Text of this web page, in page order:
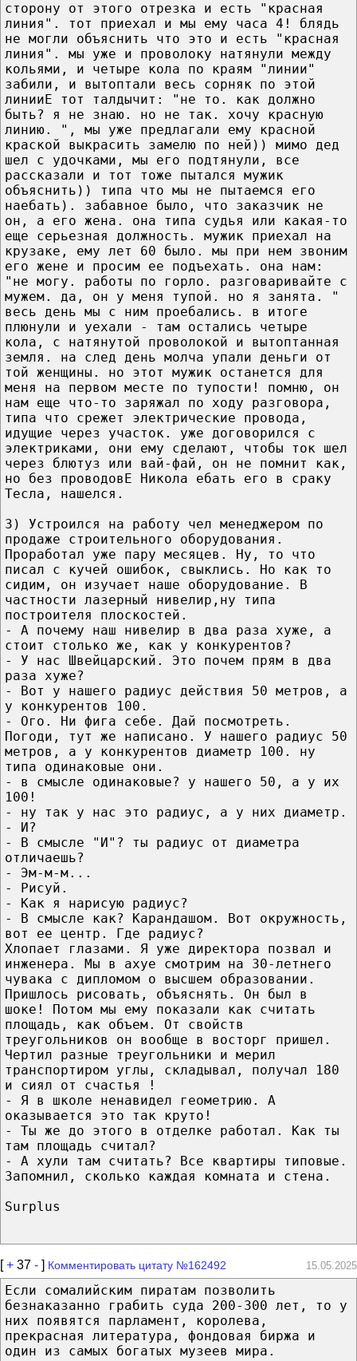
сторону от этого отрезка и есть "красная
линия". тот приехал и мы ему часа 4! блядь
не могли объяснить что это и есть "красная
линия". мы уже и проволоку натянули между
кольями, и четыре кола по краям "линии"
забили, и вытоптали весь сорняк по этой
линииЕ тот талдычит: "не то. как должно
быть? я не знаю. но не так. хочу красную
линию. ", мы уже предлагали ему красной
краской выкрасить замелю по ней)) мимо дед
шел с удочками, мы его подтянули, все
рассказали и тот тоже пытался мужик
объяснить)) типа что мы не пытаемся его
наебать). забавное было, что заказчик не
он, а его жена. она типа судья или какая-то
еще серьезная должность. мужик приехал на
крузаке, ему лет 60 было. мы при нем звоним
его жене и просим ее подъехать. она нам:
"не могу. работы по горло. разговаривайте с
мужем. да, он у меня тупой. но я занята. "
весь день мы с ним проебались. в итоге
плюнули и уехали - там остались четыре
кола, с натянутой проволокой и вытоптанная
земля. на след день молча упали деньги от
той женщины. но этот мужик останется для
меня на первом месте по тупости! помню, он
нам еще что-то заряжал по ходу разговора,
типа что срежет электрические провода,
идущие через участок. уже договорился с
электриками, они ему сделают, чтобы ток шел
через блютуз или вай-фай, он не помнит как,
но без проводовЕ Никола ебать его в сраку
Тесла, нашелся.
3) Устроился на работу чел менеджером по
продаже строительного оборудования.
Проработал уже пару месяцев. Ну, то что
писал с кучей ошибок, свыклись. Но как то
сидим, он изучает наше оборудование. В
частности лазерный нивелир,ну типа
построителя плоскостей.
- А почему наш нивелир в два раза хуже, а
стоит столько же, как у конкурентов?
- У нас Швейцарский. Это почем прям в два
раза хуже?
- Вот у нашего радиус действия 50 метров, а
у конкурентов 100.
- Ого. Ни фига себе. Дай посмотреть.
Погоди, тут же написано. У нашего радиус 50
метров, а у конкурентов диаметр 100. ну
типа одинаковые они.
- в смысле одинаковые? у нашего 50, а у их
100!
- ну так у нас это радиус, а у них диаметр.
- И?
- В смысле "И"? ты радиус от диаметра
отличаешь?
- Эм-м-м...
- Рисуй.
- Как я нарисую радиус?
- В смысле как? Карандашом. Вот окружность,
вот ее центр. Где радиус?
Xлопает глазами. Я уже директора позвал и
инженера. Мы в ахуе смотрим на 30-летнего
чувака с дипломом о высшем образовании.
Пришлось рисовать, объяснять. Он был в
шоке! Потом мы ему показали как считать
площадь, как объем. От свойств
треугольников он вообще в восторг пришел.
Чертил разные треугольники и мерил
транспортиром углы, складывал, получал 180
и сиял от счастья !
- Я в школе ненавидел геометрию. А
оказывается это так круто!
- Ты же до этого в отделке работал. Как ты
там площадь считал?
- А хули там считать? Все квартиры типовые.
Запомнил, сколько каждая комната и стена.
Surplus
[+ 37 - ] Комментировать цитату №162492 15.05.2025
Если сомалийским пиратам позволить
безнаказанно грабить суда 200-300 лет, то у
них появятся парламент, королева,
прекрасная литература, фондовая биржа и
один из самых богатых музеев мира.